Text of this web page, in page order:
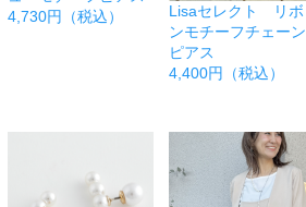
4,730円（税込）
Lisaセレクト リボ
ンモチーフチェーン
ピアス
4,400円（税込）